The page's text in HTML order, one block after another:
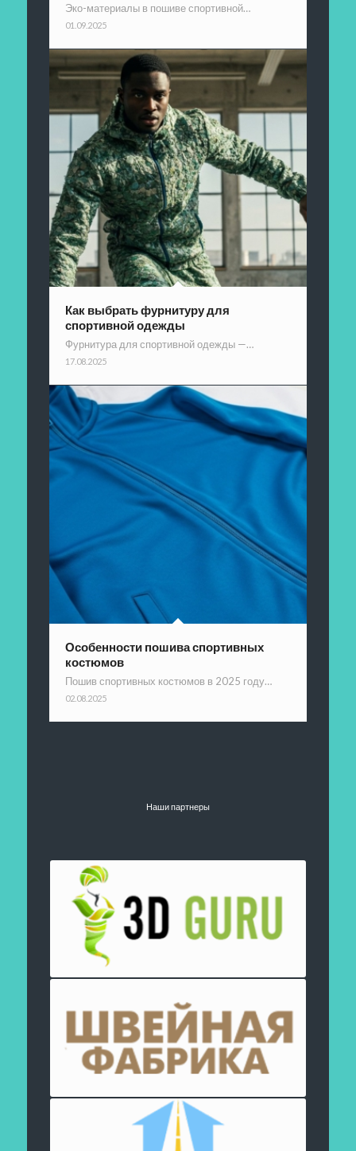
Эко-материалы в пошиве спортивной…
01.09.2025
Как выбрать фурнитуру для
спортивной одежды
Фурнитура для спортивной одежды —…
17.08.2025
Особенности пошива спортивных
костюмов
Пошив спортивных костюмов в 2025 году…
02.08.2025
Наши партнеры